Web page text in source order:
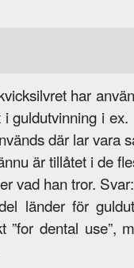
har
guldutvinning i
där lar vara
är tillåtet i de
vad han tror. Svar:
länder för
dental use”,